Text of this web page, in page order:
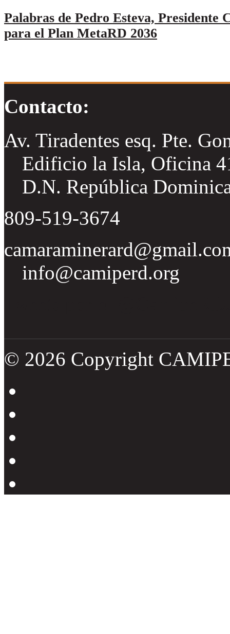
Palabras de Pedro Esteva, Presidente
para el Plan MetaRD 2036
Contacto:
Av. Tiradentes esq. Pte.
Edificio la Isla, Oficina
D.N. República
809-519-3674
info@camiperd.org
© 2026 Copyright